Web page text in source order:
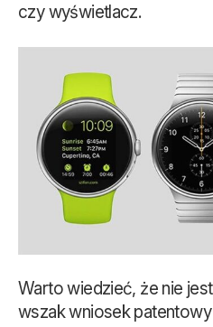
czy wyświetlacz.
Warto wiedzieć, że nie
wszak wniosek patentowy